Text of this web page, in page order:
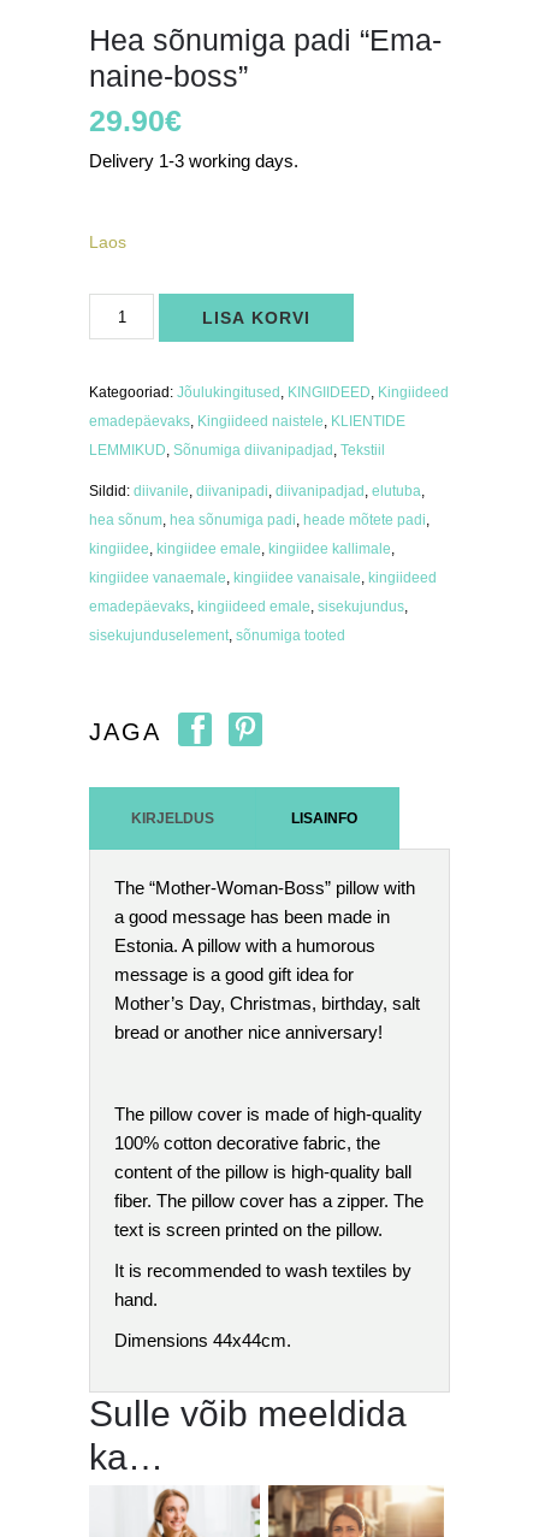
Hea sõnumiga padi “Ema-
naine-boss”
29.90€
Delivery 1-3 working days.
Laos
sõnumiga
padi
boss"
kogus
LISA KORVI
Kategooriad: Jõulukingitused , KINGIIDEED, Kingiideed
emadepäevaks, Kingiideed naistele, KLIENTIDE
LEMMIKUD, Sõnumiga diivanipadjad , Tekstiil
Sildid: diivanile, diivanipadi, diivanipadjad , elutuba,
hea sõnum, hea sõnumiga padi, heade mõtete padi,
kingiidee, kingiidee emale, kingiidee kallimale,
kingiidee vanaemale, kingiidee vanaisale, kingiideed
emadepäevaks, kingiideed emale, sisekujundus,
sisekujunduselement, sõnumiga tooted
JAGA
KIRJELDUS LISAINFO
The “Mother-Woman-Boss” pillow with
a good message has been made in
Estonia. A pillow with a humorous
message is a good gift idea for
Mother’s Day, Christmas, birthday, salt
bread or another nice anniversary!
The pillow cover is made of high-quality
100% cotton decorative fabric, the
content of the pillow is high-quality ball
fiber. The pillow cover has a zipper. The
text is screen printed on the pillow.
It is recommended to wash textiles by
hand.
Dimensions 44x44cm.
Sulle võib meeldida
ka…